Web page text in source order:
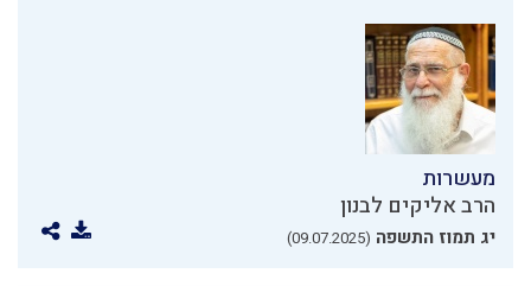
מעשרות
הרב אליקים לבנון
יג תמוז התשפה (09.07.2025)